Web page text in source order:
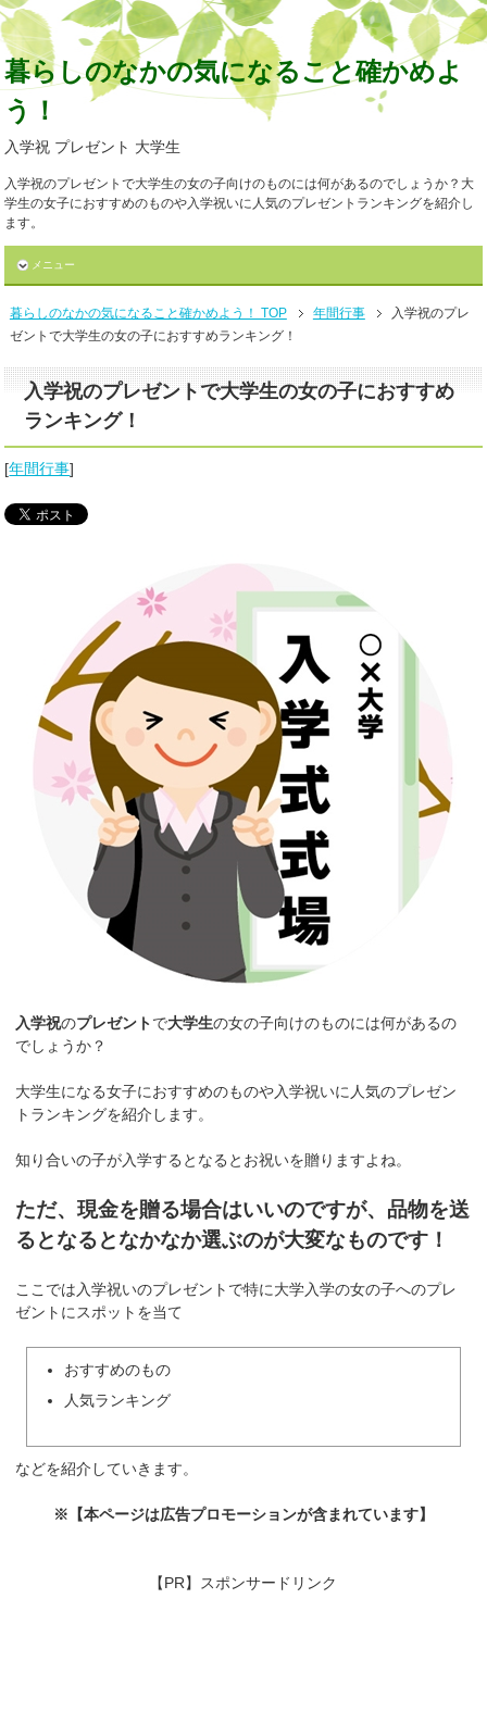
暮らしのなかの気になること確かめよ
う！
入学祝 プレゼント 大学生
入学祝のプレゼントで大学生の女の子向けのものには何があるのでしょうか？大
学生の女子におすすめのものや入学祝いに人気のプレゼントランキングを紹介し
ます。
メニュー
暮らしのなかの気になること確かめよう！ TOP 年間行事
入学祝のプレ
ゼントで大学生の女の子におすすめランキング！
入学祝のプレゼントで大学生の女の子におすすめ
ランキング！
[年間行事]
入学祝のプレゼントで大学生の女の子向けのものには何があるの
でしょうか？
大学生になる女子におすすめのものや入学祝いに人気のプレゼン
トランキングを紹介します。
知り合いの子が入学するとなるとお祝いを贈りますよね。
ただ、現金を贈る場合はいいのですが、品物を送
るとなるとなかなか選ぶのが大変なものです！
ここでは入学祝いのプレゼントで特に大学入学の女の子へのプレ
ゼントにスポットを当て
おすすめのもの
人気ランキング
などを紹介していきます。
※【本ページは広告プロモーションが含まれています】
【PR】スポンサードリンク